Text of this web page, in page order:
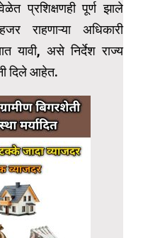
प्रशिक्षणही पूर्ण झाले
राहणाऱ्या अधिकारी
यावी, असे निर्देश राज्य
दिले आहेत.